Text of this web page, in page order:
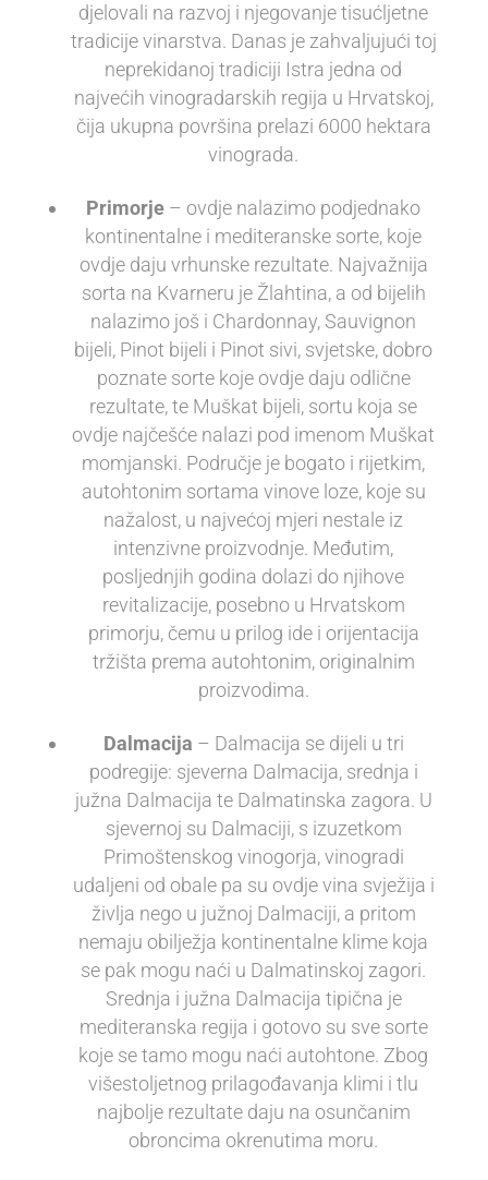
djelovali na razvoj i njegovanje tisućljetne
tradicije vinarstva. Danas je zahvaljujući toj
neprekidanoj tradiciji Istra jedna od
najvećih vinogradarskih regija u Hrvatskoj,
čija ukupna površina prelazi 6000 hektara
vinograda.
Primorje – ovdje nalazimo podjednako
kontinentalne i mediteranske sorte, koje
ovdje daju vrhunske rezultate. Najvažnija
sorta na Kvarneru je Žlahtina, a od bijelih
nalazimo još i Chardonnay, Sauvignon
bijeli, Pinot bijeli i Pinot sivi, svjetske, dobro
poznate sorte koje ovdje daju odlične
rezultate, te Muškat bijeli, sortu koja se
ovdje najčešće nalazi pod imenom Muškat
momjanski. Područje je bogato i rijetkim,
autohtonim sortama vinove loze, koje su
nažalost, u najvećoj mjeri nestale iz
intenzivne proizvodnje. Međutim,
posljednjih godina dolazi do njihove
revitalizacije, posebno u Hrvatskom
primorju, čemu u prilog ide i orijentacija
tržišta prema autohtonim, originalnim
proizvodima.
Dalmacija – Dalmacija se dijeli u tri
podregije: sjeverna Dalmacija, srednja i
južna Dalmacija te Dalmatinska zagora. U
sjevernoj su Dalmaciji, s izuzetkom
Primoštenskog vinogorja, vinogradi
udaljeni od obale pa su ovdje vina svježija i
življa nego u južnoj Dalmaciji, a pritom
nemaju obilježja kontinentalne klime koja
se pak mogu naći u Dalmatinskoj zagori.
Srednja i južna Dalmacija tipična je
mediteranska regija i gotovo su sve sorte
koje se tamo mogu naći autohtone. Zbog
višestoljetnog prilagođavanja klimi i tlu
najbolje rezultate daju na osunčanim
obroncima okrenutima moru.